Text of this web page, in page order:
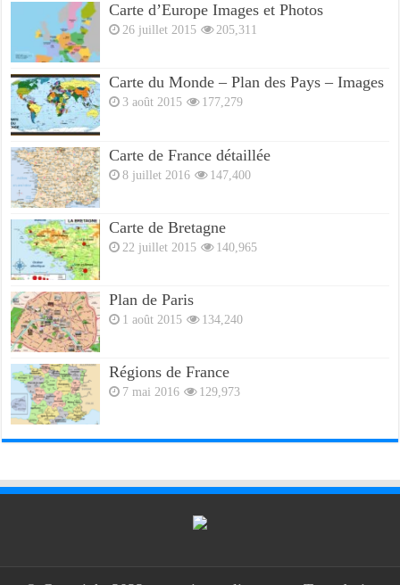
Carte d’Europe Images et Photos
26 juillet 2015 205,311
Carte du Monde – Plan des Pays – Images
3 août 2015 177,279
Carte de France détaillée
8 juillet 2016 147,400
Carte de Bretagne
22 juillet 2015 140,965
Plan de Paris
1 août 2015 134,240
Régions de France
7 mai 2016 129,973